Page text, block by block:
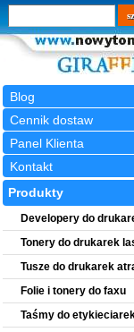
Blog
Cennik dostaw
Panel Klienta
Kontakt
Wyszukiwarka
szukaj
Produkty
Developery do
Tonery do drukarek
Tusze do drukarek
Folie i tonery do faxu
Taśmy do